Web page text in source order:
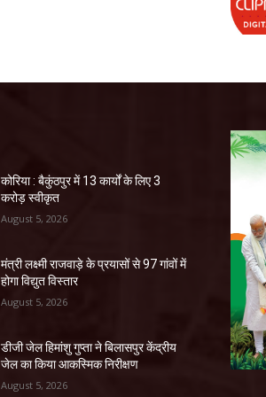
कोरिया : बैकुंठपुर में 13 कार्यों के लिए 3
करोड़ स्वीकृत
August 5, 2026
मंत्री लक्ष्मी राजवाड़े के प्रयासों से 97 गांवों में
होगा विद्युत विस्तार
August 5, 2026
डीजी जेल हिमांशु गुप्ता ने बिलासपुर केंद्रीय
जेल का किया आकस्मिक निरीक्षण
August 5, 2026